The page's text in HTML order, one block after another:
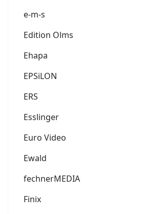
e-m-s
Edition Olms
Ehapa
EPSiLON
ERS
Esslinger
Euro Video
Ewald
fechnerMEDIA
Finix